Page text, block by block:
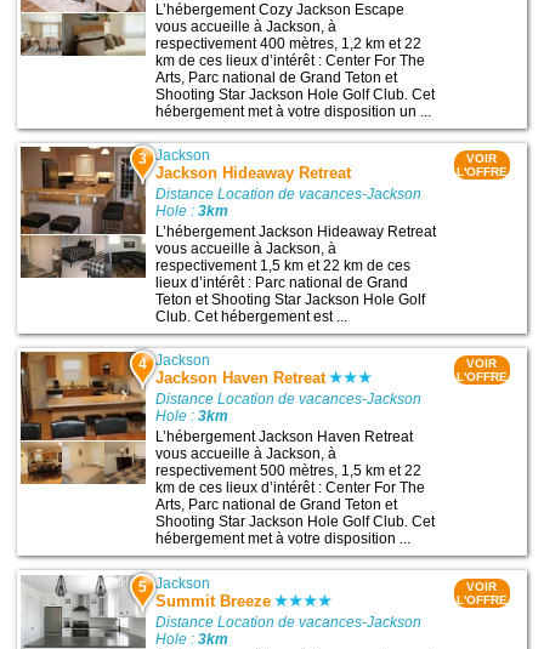
L’hébergement Cozy Jackson Escape
vous accueille à Jackson, à
respectivement 400 mètres, 1,2 km et 22
km de ces lieux d’intérêt : Center For The
Arts, Parc national de Grand Teton et
Shooting Star Jackson Hole Golf Club. Cet
hébergement met à votre disposition un ...
3 Jackson
Jackson Hideaway Retreat
Distance Location de vacances-Jackson
Hole :3km
L’hébergement Jackson Hideaway Retreat
vous accueille à Jackson, à
respectivement 1,5 km et 22 km de ces
lieux d’intérêt : Parc national de Grand
Teton et Shooting Star Jackson Hole Golf
Club. Cet hébergement est ...
VOIR
L'OFFRE
4 Jackson
Jackson Haven Retreat
Distance Location de vacances-Jackson
Hole :3km
L’hébergement Jackson Haven Retreat
vous accueille à Jackson, à
respectivement 500 mètres, 1,5 km et 22
km de ces lieux d’intérêt : Center For The
Arts, Parc national de Grand Teton et
Shooting Star Jackson Hole Golf Club. Cet
hébergement met à votre disposition ...
VOIR
L'OFFRE
5 Jackson
Summit Breeze
Distance Location de vacances-Jackson
Hole :3km
VOIR
L'OFFRE